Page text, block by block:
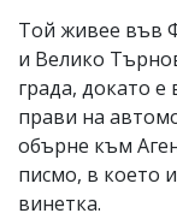
вас
коментар,
моля
сигнализирайте
ни!
Той живее във
и Велико
града, докато
прави на
обърне към
писмо, в което
винетка.